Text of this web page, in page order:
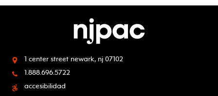
1 center street newark, nj 07102
1.888.696.5722
accesibilidad